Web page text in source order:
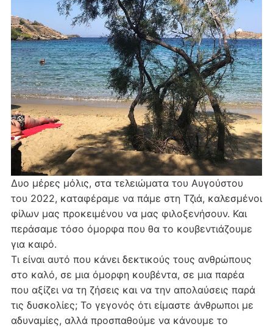
Δυο μέρες μόλις, στα τελειώματα του Αυγούστου
του 2022, καταφέραμε να πάμε στη Τζιά, καλεσμένοι
φίλων μας προκειμένου να μας φιλοξενήσουν. Και
περάσαμε τόσο όμορφα που θα το κουβεντιάζουμε
για καιρό.
Τι είναι αυτό που κάνει δεκτικούς τους ανθρώπους
στο καλό, σε μια όμορφη κουβέντα, σε μια παρέα
που αξίζει να τη ζήσεις και να την απολαύσεις παρά
τις δυσκολίες; Το γεγονός ότι είμαστε άνθρωποι με
αδυναμίες, αλλά προσπαθούμε να κάνουμε το